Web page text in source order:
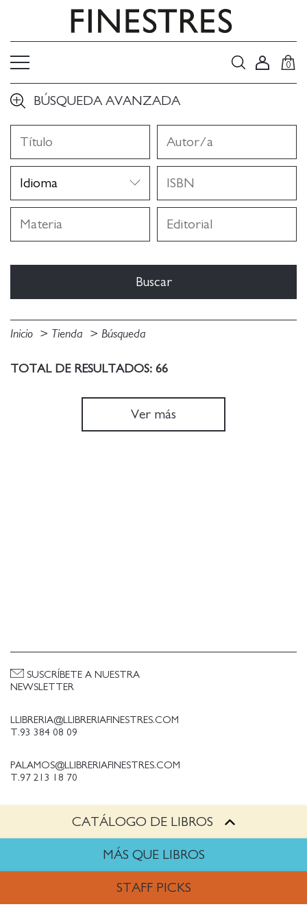
0
BÚSQUEDA AVANZADA
Inicio Tienda Búsqueda
TOTAL DE RESULTADOS: 66
CATÁLOGO DE LIBROS
MÁS QUE LIBROS
STAFF PICKS
Ver más
LLIBRERIA@LLIBRERIAFINESTRES.COM
T.93 384 08 09
PALAMOS@LLIBRERIAFINESTRES.COM
T.97 213 18 70
PALESTINA@LLIBRERIAFINESTRES.COM
TRABAJA CON NOSOTROS
SUSCRÍBETE A NUESTRA
NEWSLETTER